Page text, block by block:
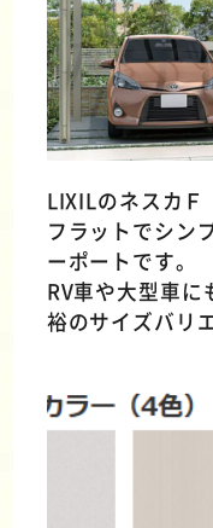
LIXILのネスカＦ
フラットでシン
ーポートです。
RV車や大型車
裕のサイズバリ